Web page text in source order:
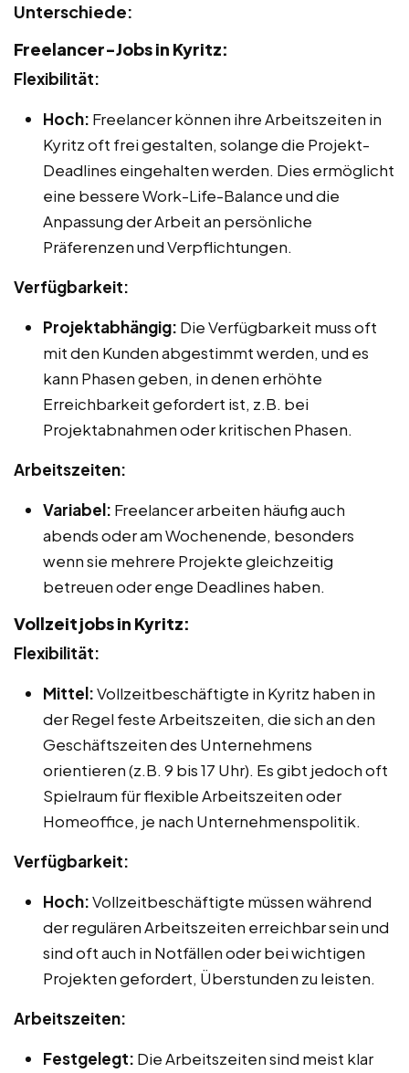
Unterschiede:
Freelancer-Jobs in Kyritz:
Flexibilität:
Hoch: Freelancer können ihre Arbeitszeiten in
Kyritz oft frei gestalten, solange die Projekt-
Deadlines eingehalten werden. Dies ermöglicht
eine bessere Work-Life-Balance und die
Anpassung der Arbeit an persönliche
Präferenzen und Verpflichtungen.
Verfügbarkeit:
Projektabhängig: Die Verfügbarkeit muss oft
mit den Kunden abgestimmt werden, und es
kann Phasen geben, in denen erhöhte
Erreichbarkeit gefordert ist, z.B. bei
Projektabnahmen oder kritischen Phasen.
Arbeitszeiten:
Variabel: Freelancer arbeiten häufig auch
abends oder am Wochenende, besonders
wenn sie mehrere Projekte gleichzeitig
betreuen oder enge Deadlines haben.
Vollzeitjobs in Kyritz:
Flexibilität:
Mittel:Vollzeitbeschäftigte in Kyritz haben in
der Regel feste Arbeitszeiten, die sich an den
Geschäftszeiten des Unternehmens
orientieren (z.B. 9 bis 17 Uhr). Es gibt jedoch oft
Spielraum für flexible Arbeitszeiten oder
Homeoffice, je nach Unternehmenspolitik.
Verfügbarkeit:
Hoch:Vollzeitbeschäftigte müssen während
der regulären Arbeitszeiten erreichbar sein und
sind oft auch in Notfällen oder bei wichtigen
Projekten gefordert, Überstunden zu leisten.
Arbeitszeiten:
Festgelegt: Die Arbeitszeiten sind meist klar